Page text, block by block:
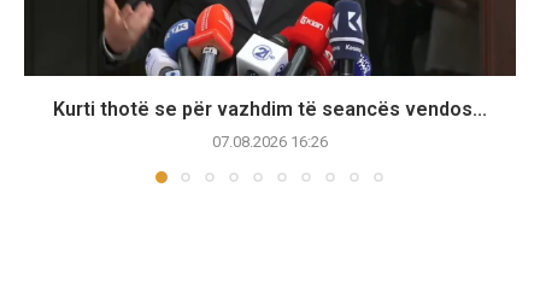
Kurti thotë se për vazhdim të seancës vendos...
07.08.2026 16:26